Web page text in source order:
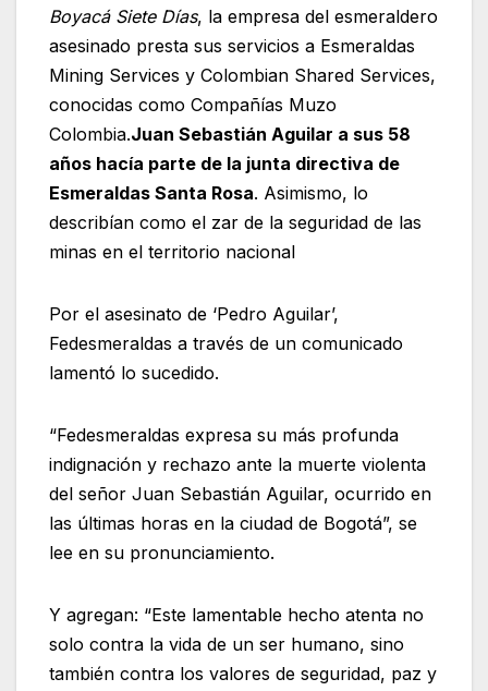
Boyacá Siete Días, la empresa del esmeraldero
asesinado presta sus servicios a Esmeraldas
Mining Services y Colombian Shared Services,
conocidas como Compañías Muzo
Colombia.Juan Sebastián Aguilar a sus 58
años hacía parte de la junta directiva de
Esmeraldas Santa Rosa. Asimismo, lo
describían como el zar de la seguridad de las
minas en el territorio nacional
Por el asesinato de ‘Pedro Aguilar’,
Fedesmeraldas a través de un comunicado
lamentó lo sucedido.
“Fedesmeraldas expresa su más profunda
indignación y rechazo ante la muerte violenta
del señor Juan Sebastián Aguilar, ocurrido en
las últimas horas en la ciudad de Bogotá”, se
lee en su pronunciamiento.
Y agregan: “Este lamentable hecho atenta no
solo contra la vida de un ser humano, sino
también contra los valores de seguridad, paz y